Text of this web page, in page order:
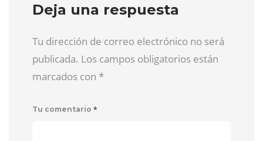
Deja una respuesta
Tu dirección de correo electrónico no será
publicada. Los campos obligatorios están
marcados con *
Tu comentario *